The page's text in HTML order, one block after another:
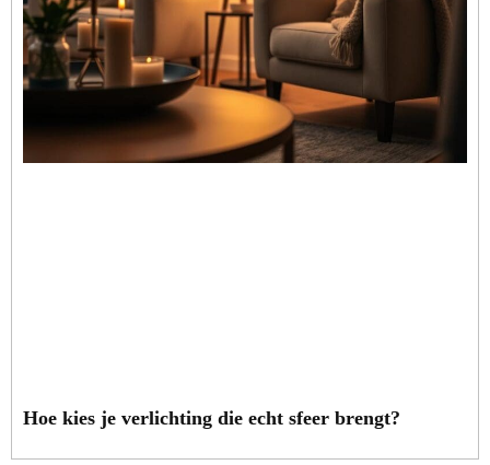
Hoe kies je verlichting die echt sfeer brengt?